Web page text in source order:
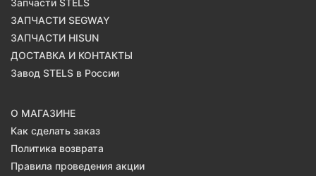
ЗАПЧАСТИ SEGWAY
ЗАПЧАСТИ HISUN
ДОСТАВКА И КОНТАКТЫ
Завод STELS в России
О МАГАЗИНЕ
Как сделать заказ
Политика возврата
Правила проведения акции